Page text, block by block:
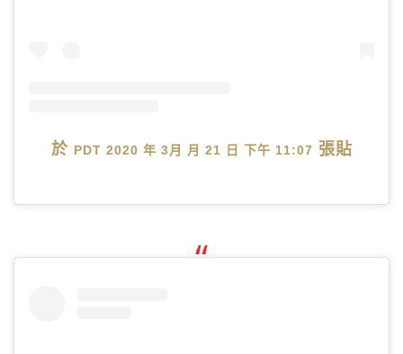
於 PDT 2020 年 3月 月 21 日 下午 11:07 張貼